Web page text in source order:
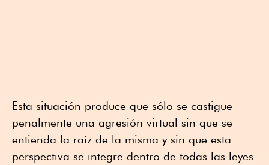
Esta situación produce que sólo se castigue
penalmente una agresión virtual sin que se
entienda la raíz de la misma y sin que esta
perspectiva se integre dentro de todas las leyes